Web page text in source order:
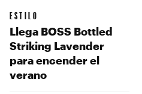
ESTILO
Llega BOSS Bottled
Striking Lavender
para encender el
verano